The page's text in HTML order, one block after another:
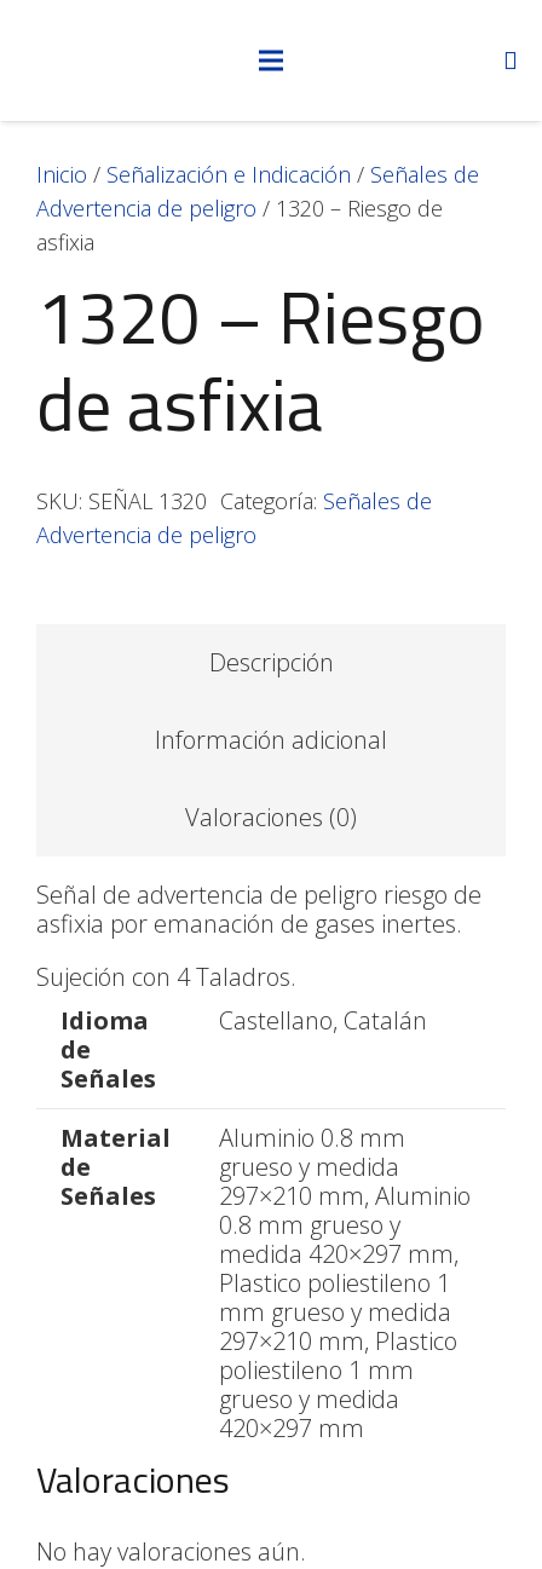
Inicio / Señalización e Indicación / Señales de
Advertencia de peligro / 1320 – Riesgo de
asfixia
1320 – Riesgo
de asfixia
SKU: SEÑAL 1320 Categoría: Señales de
Advertencia de peligro
Descripción
Información adicional
Valoraciones (0)
Señal de advertencia de peligro riesgo de
asfixia por emanación de gases inertes.
Sujeción con 4 Taladros.
Idioma
de
Señales
Castellano, Catalán
Material
de
Señales
Aluminio 0.8 mm
grueso y medida
297×210 mm, Aluminio
0.8 mm grueso y
medida 420×297 mm,
Plastico poliestileno 1
mm grueso y medida
297×210 mm, Plastico
poliestileno 1 mm
grueso y medida
420×297 mm
Valoraciones
No hay valoraciones aún.